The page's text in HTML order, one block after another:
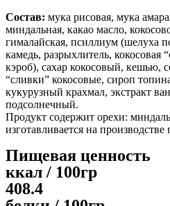
Состав: мука рисовая, мука
миндальная, какао масло,
гималайская, псиллиум (шелуха
камедь, разрыхлитель, кокосовая
кэроб), сахар кокосовый, кешью,
“сливки” кокосовые, сироп
кукурузный крахмал, экстракт
подсолнечный.
Продукт содержит орехи:
изготавливается на производстве
Пищевая ценность
ккал / 100гр
408.4